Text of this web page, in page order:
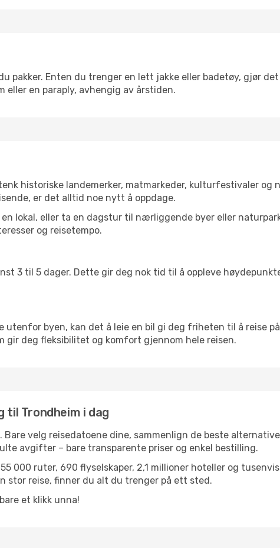
pakker. Enten du trenger en lett jakke eller badetøy, gjør
eller en paraply, avhengig av årstiden.
historiske landemerker, matmarkeder, kulturfestivaler og
er det alltid noe nytt å oppdage.
lokal, eller ta en dagstur til nærliggende byer eller
og reisetempo.
3 til 5 dager. Dette gir deg nok tid til å oppleve
utenfor byen, kan det å leie en bil gi deg friheten til å reise
gir deg fleksibilitet og komfort gjennom hele reisen.
Trondheim i dag
velg reisedatoene dine, sammenlign de beste
avgifter – bare transparente priser og enkel bestilling.
000 ruter, 690 flyselskaper, 2,1 millioner hoteller og
stor reise, finner du alt du trenger på ett sted.
et klikk unna!